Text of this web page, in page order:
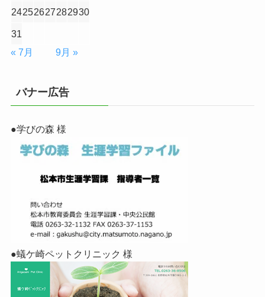
24252627282930
31
« 7月
9月 »
バナー広告
●学びの森 様
●蟻ケ崎ペットクリニック 様